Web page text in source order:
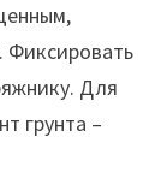
Фиксировать
Для
грунта –